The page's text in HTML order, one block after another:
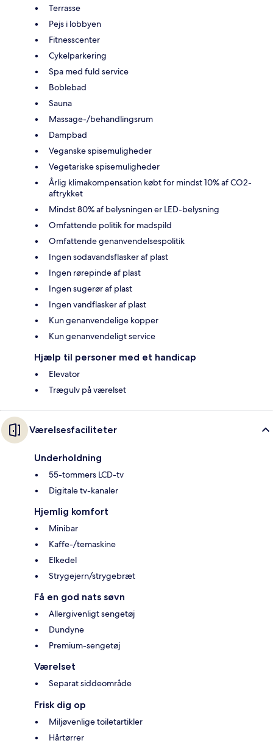
Terrasse
Pejs i lobbyen
Fitnesscenter
Cykelparkering
Spa med fuld service
Boblebad
Sauna
Massage-/behandlingsrum
Dampbad
Veganske spisemuligheder
Vegetariske spisemuligheder
Årlig klimakompensation købt for mindst 10% af CO2-
aftrykket
Mindst 80% af belysningen er LED-belysning
Omfattende politik for madspild
Omfattende genanvendelsespolitik
Ingen sodavandsflasker af plast
Ingen rørepinde af plast
Ingen sugerør af plast
Ingen vandflasker af plast
Kun genanvendelige kopper
Kun genanvendeligt service
Hjælp til personer med et handicap
Elevator
Trægulv på værelset
Værelsesfaciliteter
Underholdning
55-tommers LCD-tv
Digitale tv-kanaler
Hjemlig komfort
Minibar
Kaffe-/temaskine
Elkedel
Strygejern/strygebræt
Få en god nats søvn
Allergivenligt sengetøj
Dundyne
Premium-sengetøj
Værelset
Separat siddeområde
Frisk dig op
Miljøvenlige toiletartikler
Hårtørrer